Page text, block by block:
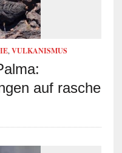
, VULKANISMUS
auf rasche